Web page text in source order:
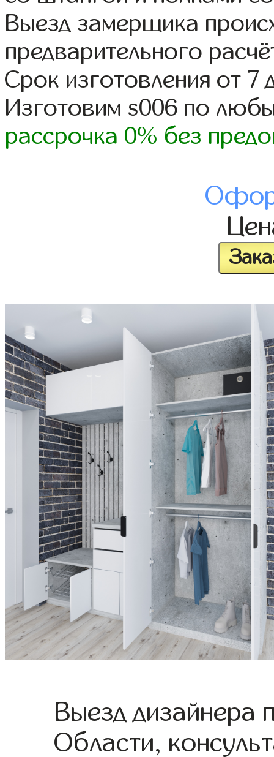
Выезд замерщика
предварительного
Срок изготовления от 7
Изготовим s006 по
рассрочка 0% без
Выезд дизайнера
Области,